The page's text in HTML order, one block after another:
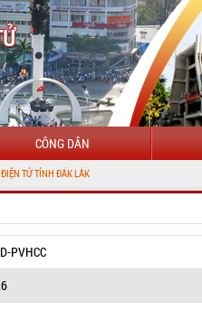
CÔNG DÂN
LẮK
PVHCC